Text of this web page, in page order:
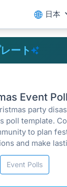
日本
ート
Event
party
poll template.
to plan
and make
Event Polls